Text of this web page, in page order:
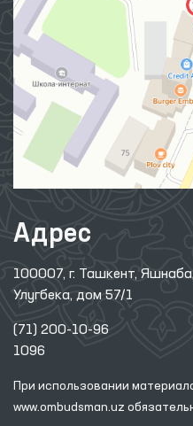
Адрес
100007, г. Ташкент,
Улугбека, дом 57/1
(71) 200-10-96
1096
При использовании
www.ombudsman.uz